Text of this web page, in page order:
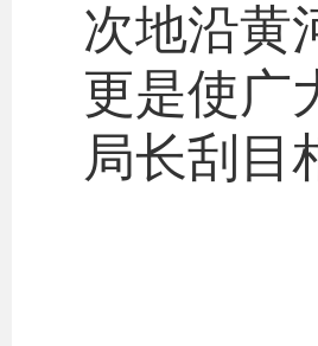
次地沿黄
更是使广
局长刮目